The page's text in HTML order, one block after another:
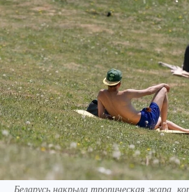
Беларусь накрыла тропическая жара,